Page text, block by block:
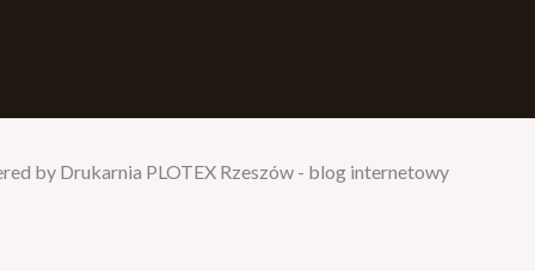
by Drukarnia PLOTEX Rzeszów - blog internetowy